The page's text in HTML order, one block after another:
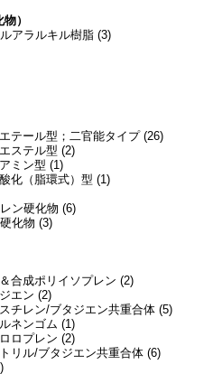
）
アラルキル樹脂 (3)
テール型；二官能タイプ (26)
ステル型 (2)
ミン型 (1)
化（脂環式）型 (1)
ン硬化物 (6)
化物 (3)
合成ポリイソプレン (2)
エン (2)
チレン/ブタジエン共重合体 (5)
ネンゴム (1)
ロプレン (2)
リル/ブタジエン共重合体 (6)